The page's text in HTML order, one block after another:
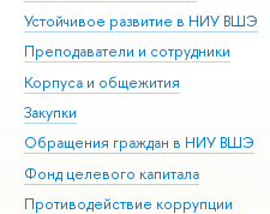
Устойчивое развитие в НИУ ВШЭ
Преподаватели и сотрудники
Корпуса и общежития
Закупки
Обращения граждан в НИУ ВШЭ
Фонд целевого капитала
Противодействие коррупции